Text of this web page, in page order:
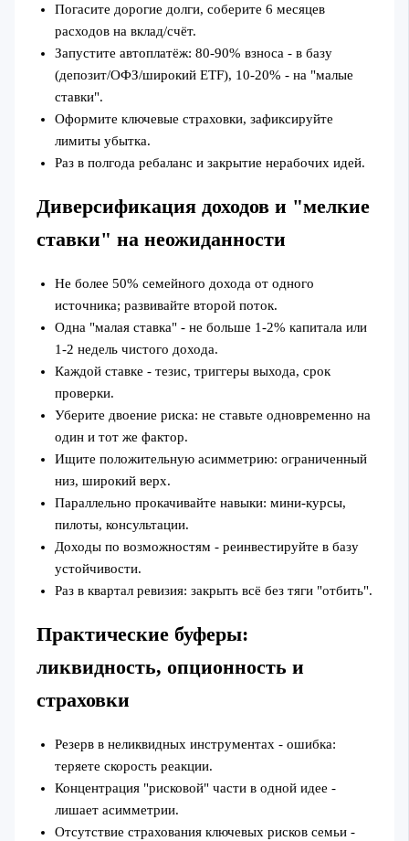
Погасите дорогие долги, соберите 6 месяцев
расходов на вклад/счёт.
Запустите автоплатёж: 80-90% взноса - в базу
(депозит/ОФЗ/широкий ETF), 10-20% - на "малые
ставки".
Оформите ключевые страховки, зафиксируйте
лимиты убытка.
Раз в полгода ребаланс и закрытие нерабочих идей.
Диверсификация доходов и "мелкие
ставки" на неожиданности
Не более 50% семейного дохода от одного
источника; развивайте второй поток.
Одна "малая ставка" - не больше 1-2% капитала или
1-2 недель чистого дохода.
Каждой ставке - тезис, триггеры выхода, срок
проверки.
Уберите двоение риска: не ставьте одновременно на
один и тот же фактор.
Ищите положительную асимметрию: ограниченный
низ, широкий верх.
Параллельно прокачивайте навыки: мини‑курсы,
пилоты, консультации.
Доходы по возможностям - реинвестируйте в базу
устойчивости.
Раз в квартал ревизия: закрыть всё без тяги "отбить".
Практические буферы:
ликвидность, опционность и
страховки
Резерв в неликвидных инструментах - ошибка:
теряете скорость реакции.
Концентрация "рисковой" части в одной идее -
лишает асимметрии.
Отсутствие страхования ключевых рисков семьи -